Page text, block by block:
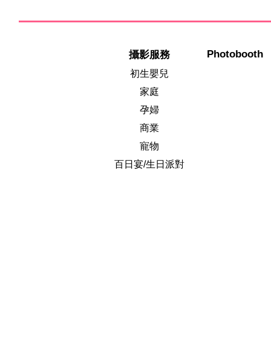
攝影服務
初生嬰兒
家庭
孕婦
商業
寵物
百日宴/生日派對
Photobooth